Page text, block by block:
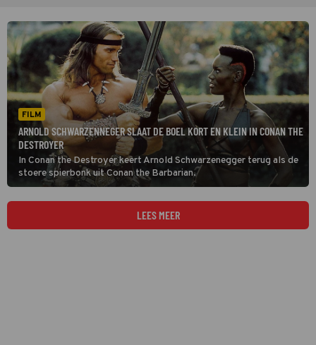
FILM
ARNOLD SCHWARZENNEGER SLAAT DE BOEL KORT EN KLEIN IN CONAN THE
DESTROYER
In Conan the Destroyer keert Arnold Schwarzenegger terug als de
stoere spierbonk uit Conan the Barbarian.
LEES MEER